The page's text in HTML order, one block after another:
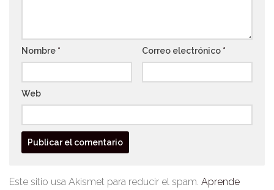
Nombre * Correo electrónico *
Web
Este sitio usa Akismet para reducir el spam. Aprende